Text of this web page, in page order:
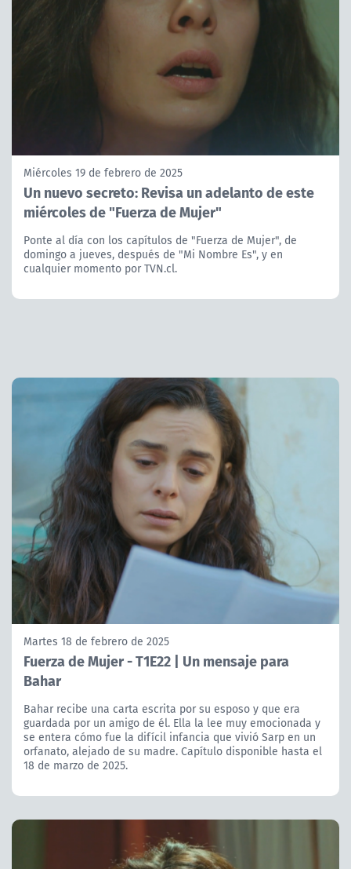
Miércoles 19 de febrero de 2025
Un nuevo secreto: Revisa un adelanto de este
miércoles de "Fuerza de Mujer"
Ponte al día con los capítulos de "Fuerza de Mujer", de
domingo a jueves, después de "Mi Nombre Es", y en
cualquier momento por TVN.cl.
Martes 18 de febrero de 2025
Fuerza de Mujer - T1E22 | Un mensaje para
Bahar
Bahar recibe una carta escrita por su esposo y que era
guardada por un amigo de él. Ella la lee muy emocionada y
se entera cómo fue la difícil infancia que vivió Sarp en un
orfanato, alejado de su madre. Capítulo disponible hasta el
18 de marzo de 2025.